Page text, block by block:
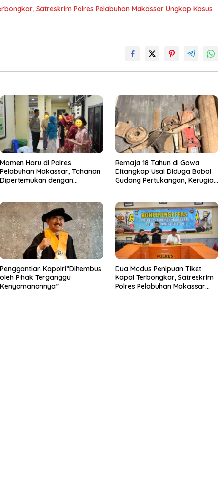
Satreskrim Polres Pelabuhan Makassar Ungkap Kasus
Momen Haru di Polres
Pelabuhan Makassar, Tahanan
Dipertemukan dengan
Remaja 18 Tahun di Gowa
Ditangkap Usai Diduga Bobol
Gudang Pertukangan, Kerugian
Penggantian Kapolri”Dihembus
oleh Pihak Terganggu
Kenyamanannya”
Dua Modus Penipuan Tiket
Kapal Terbongkar, Satreskrim
Polres Pelabuhan Makassar